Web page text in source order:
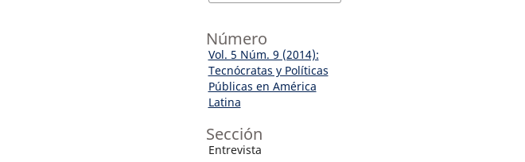
Número
Vol. 5 Núm. 9 (2014):
Tecnócratas y Políticas
Públicas en América
Latina
Sección
Entrevista